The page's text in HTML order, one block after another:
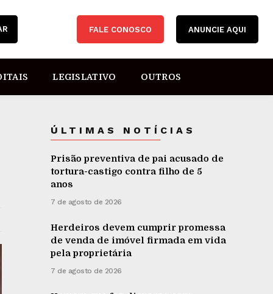
FALE CONOSCO ANUNCIE AQUI
LEGISLATIVO OUTROS
ÚLTIMAS NOTÍCIAS
Prisão preventiva de pai acusado de
tortura-castigo contra filho de 5
anos
7 de agosto de 2026
Herdeiros devem cumprir promessa
de venda de imóvel firmada em vida
pela proprietária
7 de agosto de 2026